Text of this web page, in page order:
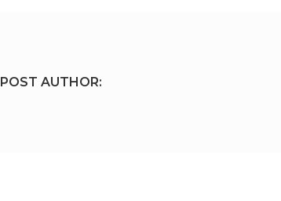
POST AUTHOR: